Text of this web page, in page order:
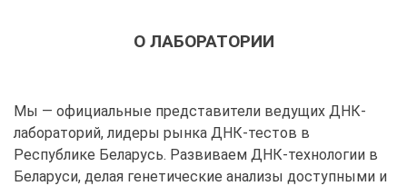
О ЛАБОРАТОРИИ
Мы — официальные представители ведущих ДНК-
лабораторий, лидеры рынка ДНК-тестов в
Республике Беларусь. Развиваем ДНК-технологии в
Беларуси, делая генетические анализы доступными и